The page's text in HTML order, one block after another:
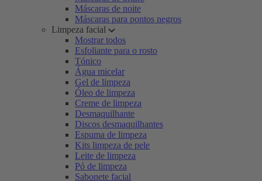
Máscaras de noite
Máscaras para pontos negros
Limpeza facial
Mostrar todos
Esfoliante para o rosto
Tónico
Água micelar
Gel de limpeza
Óleo de limpeza
Creme de limpeza
Desmaquilhante
Discos desmaquilhantes
Espuma de limpeza
Kits limpeza de pele
Leite de limpeza
Pó de limpeza
Sabonete facial